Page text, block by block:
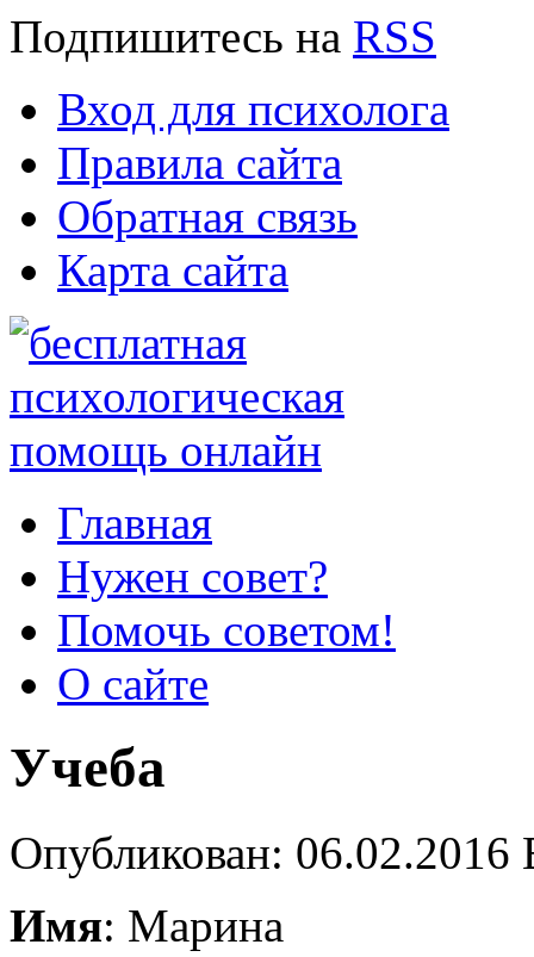
Подпишитесь на RSS
Вход для психолога
Правила сайта
Обратная связь
Карта сайта
Главная
Нужен совет?
Помочь советом!
О сайте
Учеба
Опубликован:
Имя: Марина